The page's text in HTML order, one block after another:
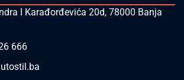
I Karađorđevića 20d, 78000 Banja
666